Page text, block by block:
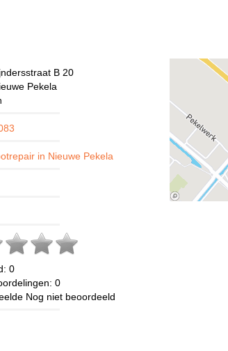
B 20
Pekela
in Nieuwe Pekela
0
0
Nog niet beoordeeld